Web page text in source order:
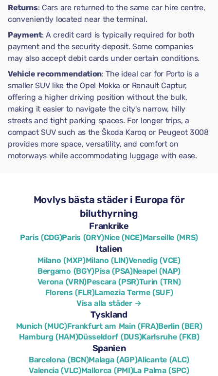
Returns: Cars are returned to the same car hire centre,
conveniently located near the terminal.
Payment: A credit card is typically required for both
payment and the security deposit. Some companies
may also accept debit cards under certain conditions.
Vehicle recommendation: The ideal car for Porto is a
smaller SUV like the Opel Mokka or Renault Captur,
offering a higher driving position without the bulk,
making it easier to navigate the city's narrow, hilly
streets and tight parking spaces. For longer trips, a
compact SUV such as the Škoda Karoq or Peugeot 3008
provides more space, versatility, and comfort on
motorways while accommodating luggage with ease.
Movlys bästa städer i Europa för
biluthyrning
Frankrike
Paris (CDG)Paris (ORY)Nice (NCE)Marseille (MRS)
Italien
Milano (MXP)Milano (LIN)Venedig (VCE)
Bergamo (BGY)Pisa (PSA)Neapel (NAP)
Verona (VRN)Pescara (PSR)Turin (TRN)
Florens (FLR)Lamezia Terme (SUF)
Visa alla städer →
Tyskland
Munich (MUC)Frankfurt am Main (FRA)Berlin (BER)
Hamburg (HAM)Düsseldorf (DUS)Karlsruhe (FKB)
Spanien
Barcelona (BCN)Malaga (AGP)Alicante (ALC)
Valencia (VLC)Mallorca (PMI)La Palma (SPC)